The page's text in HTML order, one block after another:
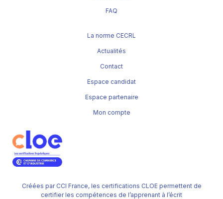
Créées par CCI France, les certifications CLOE permettent de
certifier les compétences de l’apprenant à l’écrit
FAQ
La norme CECRL
Actualités
Contact
Espace candidat
Espace partenaire
Mon compte